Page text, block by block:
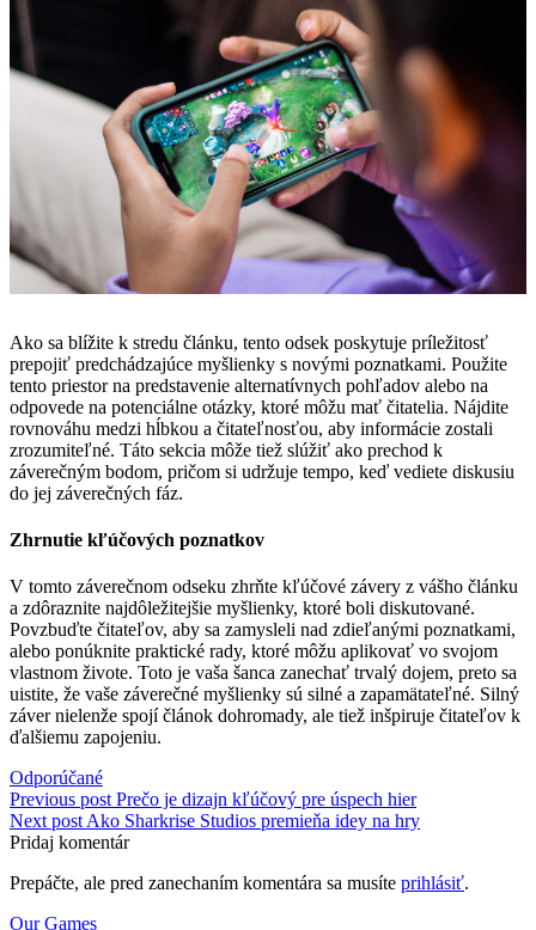
Ako sa blížite k stredu článku, tento odsek poskytuje príležitosť
prepojiť predchádzajúce myšlienky s novými poznatkami. Použite
tento priestor na predstavenie alternatívnych pohľadov alebo na
odpovede na potenciálne otázky, ktoré môžu mať čitatelia. Nájdite
rovnováhu medzi hĺbkou a čitateľnosťou, aby informácie zostali
zrozumiteľné. Táto sekcia môže tiež slúžiť ako prechod k
záverečným bodom, pričom si udržuje tempo, keď vediete diskusiu
do jej záverečných fáz.
Zhrnutie kľúčových poznatkov
V tomto záverečnom odseku zhrňte kľúčové závery z vášho článku
a zdôraznite najdôležitejšie myšlienky, ktoré boli diskutované.
Povzbuďte čitateľov, aby sa zamysleli nad zdieľanými poznatkami,
alebo ponúknite praktické rady, ktoré môžu aplikovať vo svojom
vlastnom živote. Toto je vaša šanca zanechať trvalý dojem, preto sa
uistite, že vaše záverečné myšlienky sú silné a zapamätateľné. Silný
záver nielenže spojí článok dohromady, ale tiež inšpiruje čitateľov k
ďalšiemu zapojeniu.
Tag:
Odporúčané
Navigácia
v
článku
Previous post Prečo je dizajn kľúčový pre úspech hier
Next post Ako Sharkrise Studios premieňa idey na hry
Pridaj komentár
Prepáčte, ale pred zanechaním komentára sa musíte prihlásiť.
Our Games